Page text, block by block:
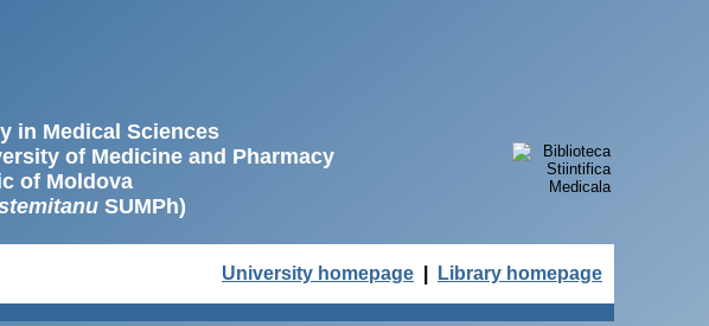
in Medical Sciences
of Medicine and Pharmacy
of Moldova
SUMPh)
University homepage Library homepage